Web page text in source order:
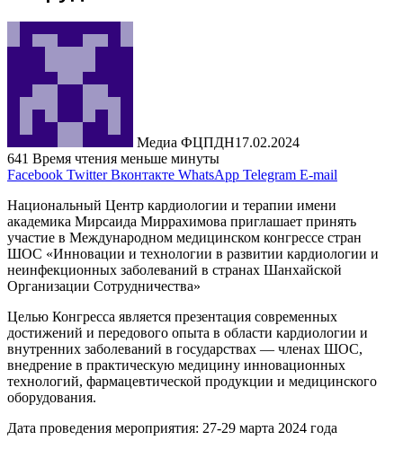
Медиа ФЦПДН17.02.2024
641 Время чтения меньше минуты
Facebook Twitter Вконтакте WhatsApp Telegram E-mail
Национальный Центр кардиологии и терапии имени
академика Мирсаида Миррахимова приглашает принять
участие в Международном медицинском конгрессе стран
ШОС «Инновации и технологии в развитии кардиологии и
неинфекционных заболеваний в странах Шанхайской
Организации Сотрудничества»
Целью Конгресса является презентация современных
достижений и передового опыта в области кардиологии и
внутренних заболеваний в государствах — членах ШОС,
внедрение в практическую медицину инновационных
технологий, фармацевтической продукции и медицинского
оборудования.
Дата проведения мероприятия: 27-29 марта 2024 года